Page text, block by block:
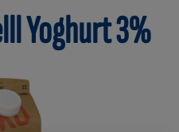
Yoghurt 3%